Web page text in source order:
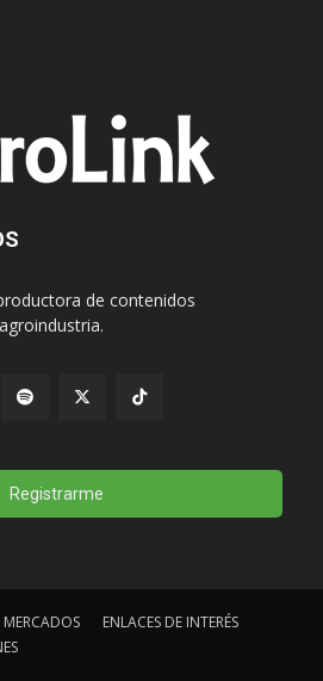
de contenidos
Registrarme
MERCADOS
ENLACES DE INTERÉS